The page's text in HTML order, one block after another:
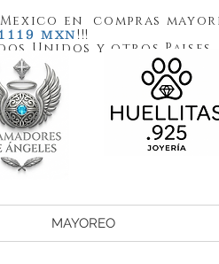
en compras
1119 MXN!!!
Unidos y otros Paises
MAYOREO